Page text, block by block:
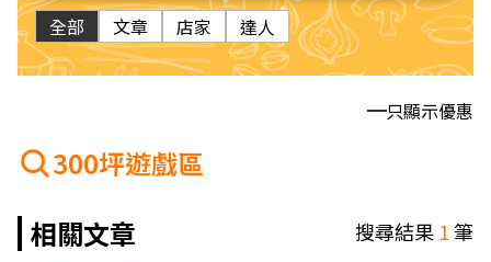
全部 文章 店家 達人
只顯示優惠
300坪遊戲區
相關文章
搜尋結果 1筆